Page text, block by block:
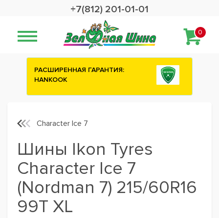
+7(812) 201-01-01
0
Сashback 2500 рублей на зимние
Character Ice 7
Шины Ikon Tyres
Character Ice 7
(Nordman 7) 215/60R16
99T XL